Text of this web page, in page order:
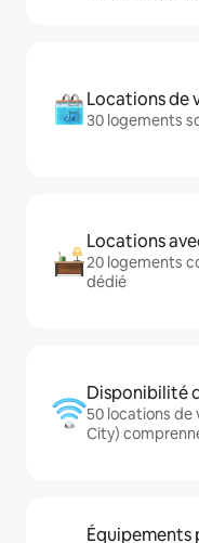
Locations de
30 logements
Locations
20 logements
dédié
Disponibilité
50 locations de
City)
Équipements